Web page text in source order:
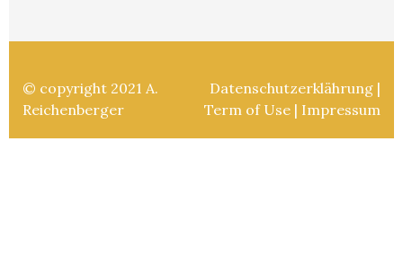
© copyright 2021 A.
Reichenberger
Datenschutzerklährung |
Term of Use | Impressum